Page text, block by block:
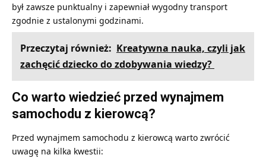
był zawsze punktualny i zapewniał wygodny transport
zgodnie z ustalonymi godzinami.
Przeczytaj również: Kreatywna nauka, czyli jak
zachęcić dziecko do zdobywania wiedzy?
Co warto wiedzieć przed wynajmem
samochodu z kierowcą?
Przed wynajmem samochodu z kierowcą warto zwrócić
uwagę na kilka kwestii: